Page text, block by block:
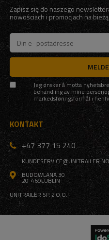
Zapisz się do naszego
nowościach i promocjach na
Jeg ønsker å motta
behandling av mine
markedsføringsformål i
KONTAKT
+47 377 15 240
KUNDESERVICE@UNITRAILER.NO
BUDOWLANA 30
20-469LUBLIN
UNITRAILER SP. Z O.O.